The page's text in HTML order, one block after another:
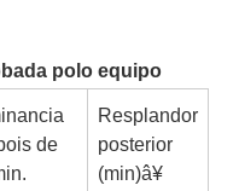
polo equipo
de
Resplandor
posterior
(min)â¥